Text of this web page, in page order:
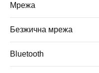
Мрежа
Безжична мрежа
Bluetooth